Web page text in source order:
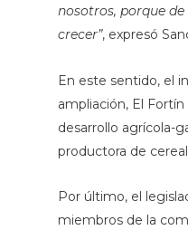
nosotros, porque
crecer”, expresó
En este sentido, el
ampliación, El
desarrollo agrícola-
productora de
Por último, el
miembros de la